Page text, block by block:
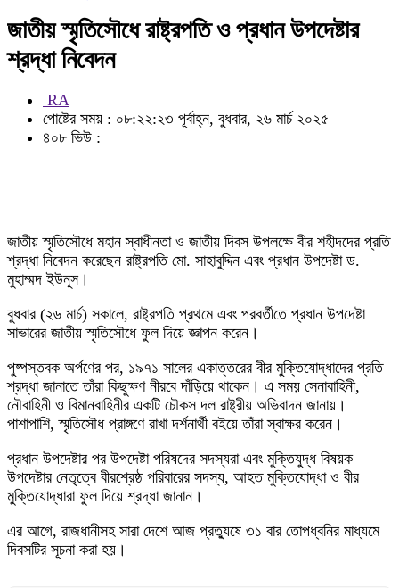
জাতীয় স্মৃতিসৌধে রাষ্ট্রপতি ও প্রধান উপদেষ্টার
শ্রদ্ধা নিবেদন
RA
পোষ্টের সময় : ০৮:২২:২৩ পূর্বাহ্ন, বুধবার, ২৬ মার্চ ২০২৫
৪০৮ ভিউ :
জাতীয় স্মৃতিসৌধে মহান স্বাধীনতা ও জাতীয় দিবস উপলক্ষে বীর শহীদদের প্রতি
শ্রদ্ধা নিবেদন করেছেন রাষ্ট্রপতি মো. সাহাবুদ্দিন এবং প্রধান উপদেষ্টা ড.
মুহাম্মদ ইউনূস।
বুধবার (২৬ মার্চ) সকালে, রাষ্ট্রপতি প্রথমে এবং পরবর্তীতে প্রধান উপদেষ্টা
সাভারের জাতীয় স্মৃতিসৌধে ফুল দিয়ে জ্ঞাপন করেন।
পুষ্পস্তবক অর্পণের পর, ১৯৭১ সালের একাত্তরের বীর মুক্তিযোদ্ধাদের প্রতি
শ্রদ্ধা জানাতে তাঁরা কিছুক্ষণ নীরবে দাঁড়িয়ে থাকেন। এ সময় সেনাবাহিনী,
নৌবাহিনী ও বিমানবাহিনীর একটি চৌকস দল রাষ্ট্রীয় অভিবাদন জানায়।
পাশাপাশি, স্মৃতিসৌধ প্রাঙ্গণে রাখা দর্শনার্থী বইয়ে তাঁরা স্বাক্ষর করেন।
প্রধান উপদেষ্টার পর উপদেষ্টা পরিষদের সদস্যরা এবং মুক্তিযুদ্ধ বিষয়ক
উপদেষ্টার নেতৃত্বে বীরশ্রেষ্ঠ পরিবারের সদস্য, আহত মুক্তিযোদ্ধা ও বীর
মুক্তিযোদ্ধারা ফুল দিয়ে শ্রদ্ধা জানান।
এর আগে, রাজধানীসহ সারা দেশে আজ প্রত্যুষে ৩১ বার তোপধ্বনির মাধ্যমে
দিবসটির সূচনা করা হয়।